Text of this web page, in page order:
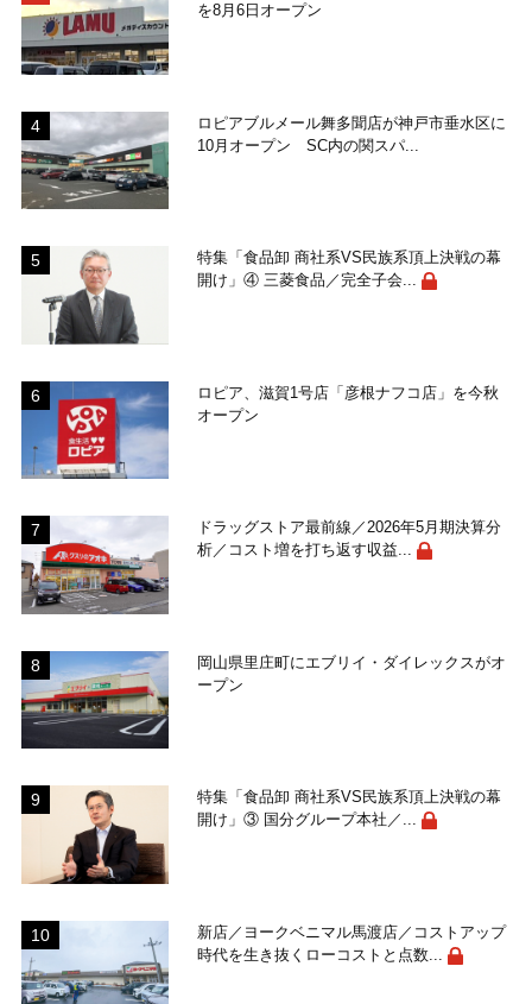
を8月6日オープン
ロピアブルメール舞多聞店が神戸市垂水区に
10月オープン SC内の関スパ...
特集「食品卸 商社系VS民族系頂上決戦の幕
開け」④ 三菱食品／完全子会...
ロピア、滋賀1号店「彦根ナフコ店」を今秋
オープン
ドラッグストア最前線／2026年5月期決算分
析／コスト増を打ち返す収益...
岡山県里庄町にエブリイ・ダイレックスがオ
ープン
特集「食品卸 商社系VS民族系頂上決戦の幕
開け」③ 国分グループ本社／...
新店／ヨークベニマル馬渡店／コストアップ
時代を生き抜くローコストと点数...